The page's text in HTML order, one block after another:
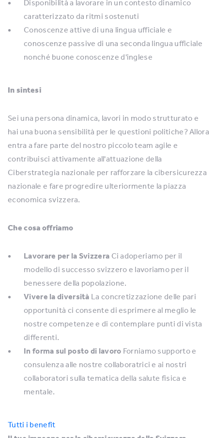
Disponibilità a lavorare in un contesto dinamico
caratterizzato da ritmi sostenuti
Conoscenze attive di una lingua ufficiale e
conoscenze passive di una seconda lingua ufficiale
nonché buone conoscenze d'inglese
In sintesi
Sei una persona dinamica, lavori in modo strutturato e
hai una buona sensibilità per le questioni politiche? Allora
entra a fare parte del nostro piccolo team agile e
contribuisci attivamente all'attuazione della
Ciberstrategia nazionale per rafforzare la cibersicurezza
nazionale e fare progredire ulteriormente la piazza
economica svizzera.
Che cosa offriamo
Lavorare per la Svizzera Ci adoperiamo per il
modello di successo svizzero e lavoriamo per il
benessere della popolazione.
Vivere la diversità La concretizzazione delle pari
opportunità ci consente di esprimere al meglio le
nostre competenze e di contemplare punti di vista
differenti.
In forma sul posto di lavoro Forniamo supporto e
consulenza alle nostre collaboratrici e ai nostri
collaboratori sulla tematica della salute fisica e
mentale.
Tutti i benefit